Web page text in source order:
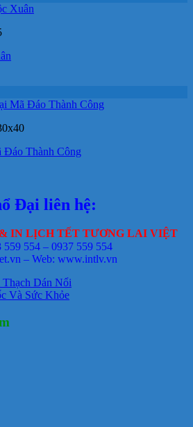
Đáo Thành Công
Đại liên hệ:
IN LỊCH TẾT TƯƠNG LAI VIỆT
554 – 0937 559 554
– Web: www.intlv.vn
Dán Nổi
Và Sức Khỏe